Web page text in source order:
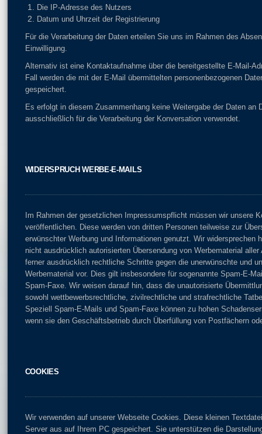
Die IP-Adresse des Nutzers
Datum und Uhrzeit der Registrierung
Für die Verarbeitung der Daten erteilen Sie uns im Rahmen des
Einwilligung.
Alternativ ist eine Kontaktaufnahme über die bereitgestellte E-Mail-
Fall werden die mit der E-Mail übermittelten personenbezogenen
gespeichert.
Es erfolgt in diesem Zusammenhang keine Weitergabe der Daten an
ausschließlich für die Verarbeitung der Konversation verwendet.
WIDERSPRUCH WERBE-E-MAILS
Im Rahmen der gesetzlichen Impressumspflicht müssen wir unsere
veröffentlichen. Diese werden von dritten Personen teilweise zur
erwünschter Werbung und Informationen genutzt. Wir widersprechen
nicht ausdrücklich autorisierten Übersendung von Werbematerial
ferner ausdrücklich rechtliche Schritte gegen die unerwünschte und
Werbematerial vor. Dies gilt insbesondere für sogenannte Spam-E-
Spam-Faxe. Wir weisen darauf hin, dass die unautorisierte
sowohl wettbewerbsrechtliche, zivilrechtliche und strafrechtliche
Speziell Spam-E-Mails und Spam-Faxe können zu hohen
wenn sie den Geschäftsbetrieb durch Überfüllung von Postfächern
COOKIES
Wir verwenden auf unserer Webseite Cookies. Diese kleinen
Server aus auf Ihrem PC gespeichert. Sie unterstützen die